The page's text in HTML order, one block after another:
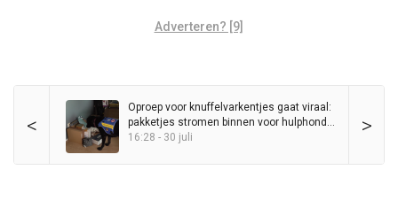
Adverteren? [9]
< >
Oproep voor knuffelvarkentjes gaat viraal:
pakketjes stromen binnen voor hulphond
Entli
16:28 - 30 juli